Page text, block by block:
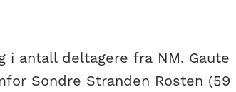
i antall deltagere fra NM. Gaute
Sondre Stranden Rosten (59